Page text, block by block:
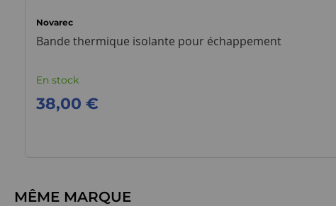
Novarec
Bande thermique isolante pour échappement
En stock
38,00 €
MÊME MARQUE